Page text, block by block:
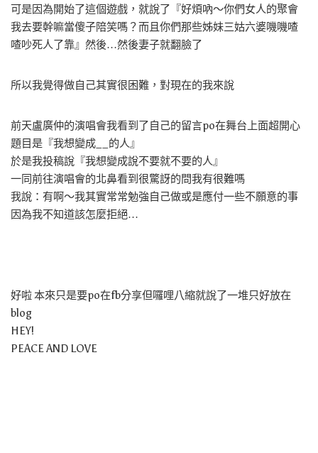
可是因為開始了這個遊戲，就說了『好煩吶～你們女人的聚會
我去要幹嘛當傻子陪笑嗎？而且你們那些姊妹三姑六婆嘰嘰喳
喳吵死人了靠』然後…然後妻子就翻臉了
所以我覺得做自己其實很困難，對現在的我來說
前天盧廣仲的演唱會我看到了自己的留言po在舞台上面超開心
題目是『我想變成__的人』
於是我投稿說『我想變成說不要就不要的人』
一同前往演唱會的北鼻看到很驚訝的問我有很難嗎
我說：有啊～我其實常常勉強自己做或是應付一些不願意的事
因為我不知道該怎麼拒絕…
好啦 本來只是要po在fb分享但囉哩八縮就說了一堆只好放在
blog
HEY!
PEACE AND LOVE